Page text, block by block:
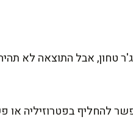
להחליף בפטרוזיליה או